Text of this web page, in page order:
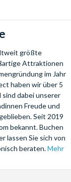
größte
Attraktionen
im Jahr
haben wir über 5
dabei unserer
Freude und
Seit 2019
bekannt. Buchen
lassen Sie sich von
beraten.Mehr